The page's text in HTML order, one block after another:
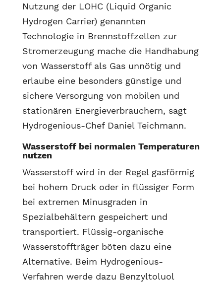
Nutzung der LOHC (Liquid Organic
Hydrogen Carrier) genannten
Technologie in Brennstoffzellen zur
Stromerzeugung mache die Handhabung
von Wasserstoff als Gas unnötig und
erlaube eine besonders günstige und
sichere Versorgung von mobilen und
stationären Energieverbrauchern, sagt
Hydrogenious-Chef Daniel Teichmann.
Wasserstoff bei normalen Temperaturen
nutzen
Wasserstoff wird in der Regel gasförmig
bei hohem Druck oder in flüssiger Form
bei extremen Minusgraden in
Spezialbehältern gespeichert und
transportiert. Flüssig-organische
Wasserstoffträger böten dazu eine
Alternative. Beim Hydrogenious-
Verfahren werde dazu Benzyltoluol